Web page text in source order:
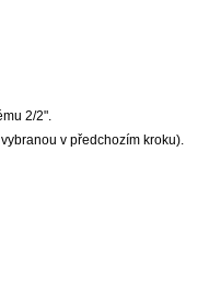
2/2".
v předchozím kroku).